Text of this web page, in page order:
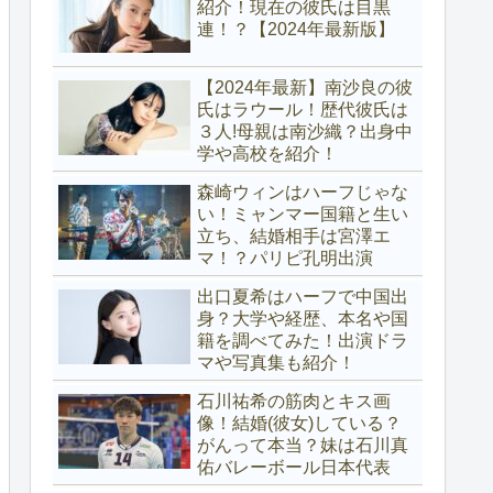
紹介！現在の彼氏は目黒
連！？【2024年最新版】
【2024年最新】南沙良の彼
氏はラウール！歴代彼氏は
３人!母親は南沙織？出身中
学や高校を紹介！
森崎ウィンはハーフじゃな
い！ミャンマー国籍と生い
立ち、結婚相手は宮澤エ
マ！？パリピ孔明出演
出口夏希はハーフで中国出
身？大学や経歴、本名や国
籍を調べてみた！出演ドラ
マや写真集も紹介！
石川祐希の筋肉とキス画
像！結婚(彼女)している？
がんって本当？妹は石川真
佑バレーボール日本代表